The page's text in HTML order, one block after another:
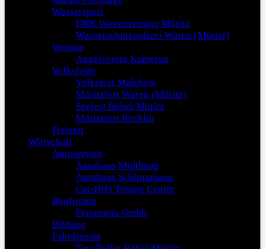
Wassersport
DRK Wasserrettung Müritz
Wasserschutzpolizei Waren (Müritz)
Vereine
Angelverein Kamerun
Volksfeste
Volksfest Malchow
Müritzfest Waren (Müritz)
Seefest Röbel/Müritz
Müritzfest Rechlin
Freizeit
Wirtschaft
Autoservice
Autohaus Multhaup
Autohaus Schlingmann
Car-HiFi Tuning Center
Baufirmen
Fersemota Gmbh
Bildung
Fahrdienste